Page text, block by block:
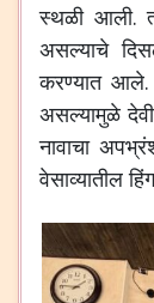
स्थळी आली.
असल्याचे
करण्यात आले.
असल्यामुळे
नावाचा
वेसाव्यातील